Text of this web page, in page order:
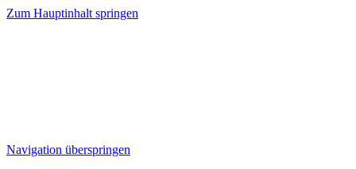
Zum Hauptinhalt springen
Navigation überspringen